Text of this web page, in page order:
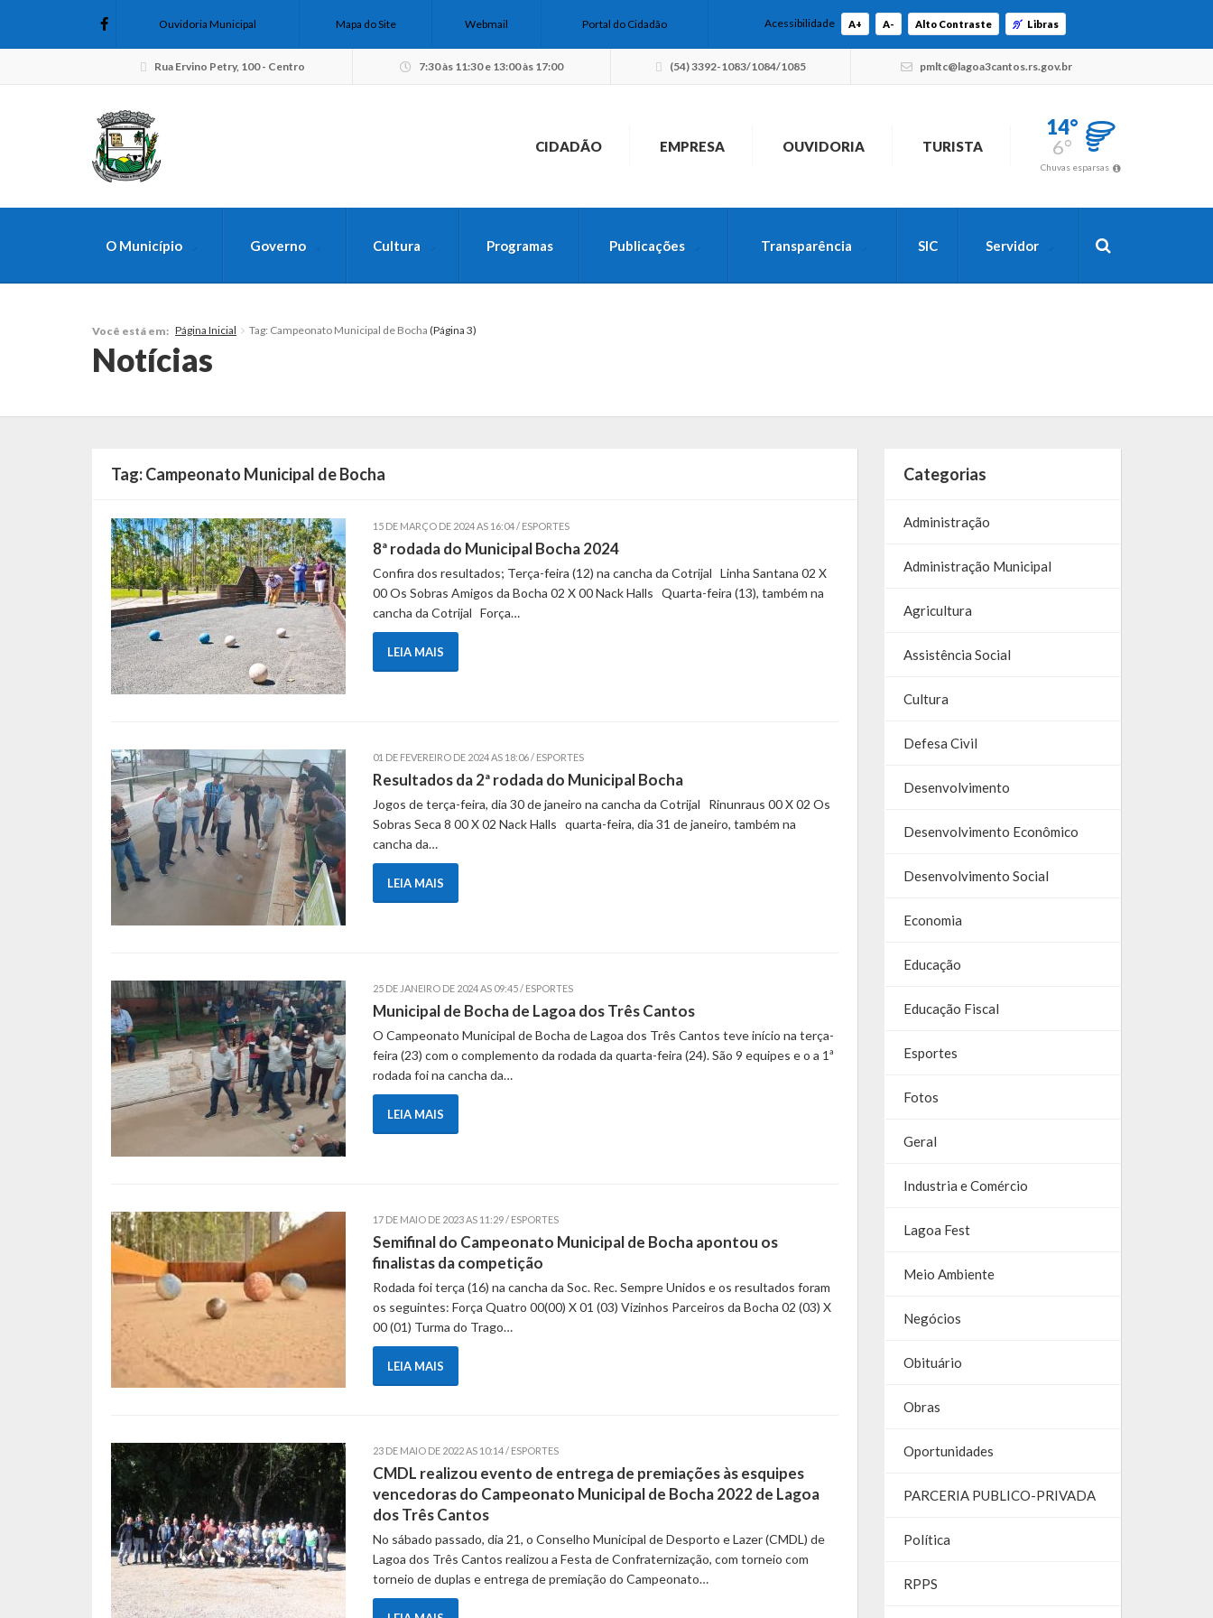
Ouvidoria Municipal Mapa do Site Webmail Portal do Cidadão Acessibilidade A+ A- Alto Contraste Libras
Rua Ervino Petry, 100 - Centro 7:30 às 11:30 e 13:00 às 17:00 (54) 3392-1083/1084/1085 pmltc@lagoa3cantos.rs.gov.br
CIDADÃO EMPRESA OUVIDORIA TURISTA
14°
6°
Chuvas esparsas
O Município Governo Cultura Programas Publicações Transparência SIC Servidor
Você está em: Página Inicial Tag: Campeonato Municipal de Bocha (Página 3)
Notícias
Tag:Campeonato Municipal de Bocha
15 DE MARÇO DE 2024 AS 16:04 / ESPORTES
8ª rodada do Municipal Bocha 2024
Confira dos resultados; Terça-feira (12) na cancha da Cotrijal Linha Santana 02 X
00 Os Sobras Amigos da Bocha 02 X 00 Nack Halls Quarta-feira (13), também na
cancha da Cotrijal Força…
LEIA MAIS
01 DE FEVEREIRO DE 2024 AS 18:06 / ESPORTES
Resultados da 2ª rodada do Municipal Bocha
Jogos de terça-feira, dia 30 de janeiro na cancha da Cotrijal Rinunraus 00 X 02 Os
Sobras Seca 8 00 X 02 Nack Halls quarta-feira, dia 31 de janeiro, também na
cancha da…
LEIA MAIS
25 DE JANEIRO DE 2024 AS 09:45 / ESPORTES
Municipal de Bocha de Lagoa dos Três Cantos
O Campeonato Municipal de Bocha de Lagoa dos Três Cantos teve início na terça-
feira (23) com o complemento da rodada da quarta-feira (24). São 9 equipes e o a 1ª
rodada foi na cancha da…
LEIA MAIS
17 DE MAIO DE 2023 AS 11:29 / ESPORTES
Semifinal do Campeonato Municipal de Bocha apontou os
finalistas da competição
Rodada foi terça (16) na cancha da Soc. Rec. Sempre Unidos e os resultados foram
os seguintes: Força Quatro 00(00) X 01 (03) Vizinhos Parceiros da Bocha 02 (03) X
00 (01) Turma do Trago…
LEIA MAIS
23 DE MAIO DE 2022 AS 10:14 / ESPORTES
CMDL realizou evento de entrega de premiações às esquipes
vencedoras do Campeonato Municipal de Bocha 2022 de Lagoa
dos Três Cantos
No sábado passado, dia 21, o Conselho Municipal de Desporto e Lazer (CMDL) de
Lagoa dos Três Cantos realizou a Festa de Confraternização, com torneio com
torneio de duplas e entrega de premiação do Campeonato…
Categorias
Administração
Administração Municipal
Agricultura
Assistência Social
Cultura
Defesa Civil
Desenvolvimento
Desenvolvimento Econômico
Desenvolvimento Social
Economia
Educação
Educação Fiscal
Esportes
Fotos
Geral
Industria e Comércio
Lagoa Fest
Meio Ambiente
Negócios
Obituário
Obras
Oportunidades
PARCERIA PUBLICO-PRIVADA
Política
RPPS